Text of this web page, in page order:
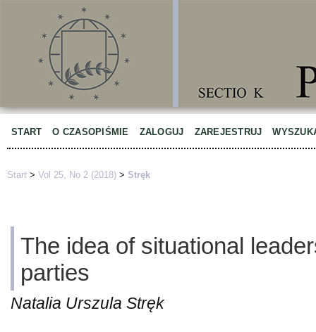
START O CZASOPIŚMIE ZALOGUJ ZAREJESTRUJ
Start > Vol 25, No 2 (2018) > Stręk
The idea of situational
parties
Natalia Urszula Stręk